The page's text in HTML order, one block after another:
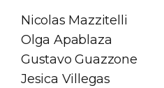
Nicolas Mazzitelli
Olga Apablaza
Gustavo Guazzone
Jesica Villegas